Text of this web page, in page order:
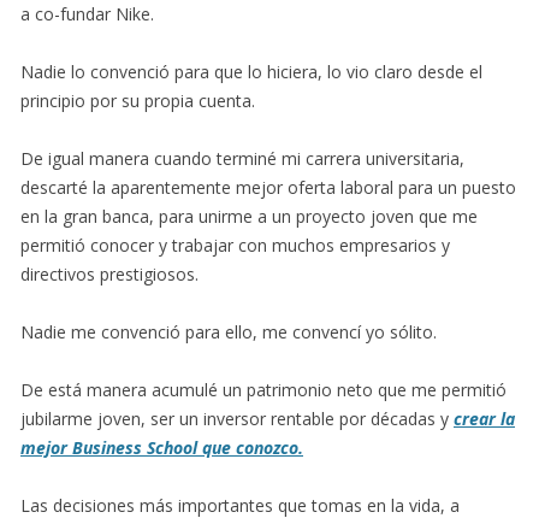
a co-fundar Nike.
Nadie lo convenció para que lo hiciera, lo vio claro desde el
principio por su propia cuenta.
De igual manera cuando terminé mi carrera universitaria,
descarté la aparentemente mejor oferta laboral para un puesto
en la gran banca, para unirme a un proyecto joven que me
permitió conocer y trabajar con muchos empresarios y
directivos prestigiosos.
Nadie me convenció para ello, me convencí yo sólito.
De está manera acumulé un patrimonio neto que me permitió
jubilarme joven, ser un inversor rentable por décadas y crear la
mejor Business School que conozco.
Las decisiones más importantes que tomas en la vida, a